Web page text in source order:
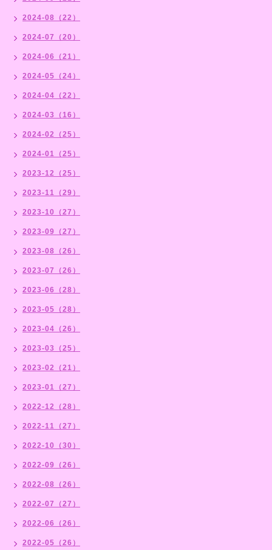
2024-08（22）
2024-07（20）
2024-06（21）
2024-05（24）
2024-04（22）
2024-03（16）
2024-02（25）
2024-01（25）
2023-12（25）
2023-11（29）
2023-10（27）
2023-09（27）
2023-08（26）
2023-07（26）
2023-06（28）
2023-05（28）
2023-04（26）
2023-03（25）
2023-02（21）
2023-01（27）
2022-12（28）
2022-11（27）
2022-10（30）
2022-09（26）
2022-08（26）
2022-07（27）
2022-06（26）
2022-05（26）